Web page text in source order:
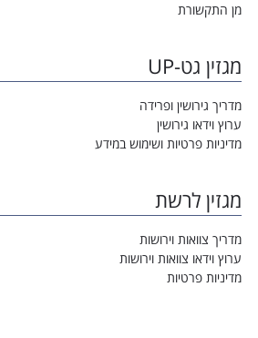
מן התקשורת
מגזין גט-UP
מדריך גירושין ופרידה
ערוץ וידאו גירושין
מדיניות פרטיות ושימוש במידע
מגזין לרשת
מדריך צוואות וירושות
ערוץ וידאו צוואות וירושות
מדיניות פרטיות